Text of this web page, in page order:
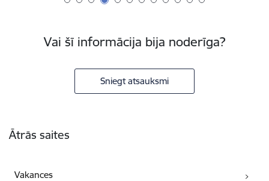
Vai šī informācija bija noderīga?
Sniegt atsauksmi
Ātrās saites
Vakances